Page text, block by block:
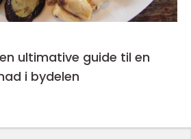
ultimative guide til en
i bydelen